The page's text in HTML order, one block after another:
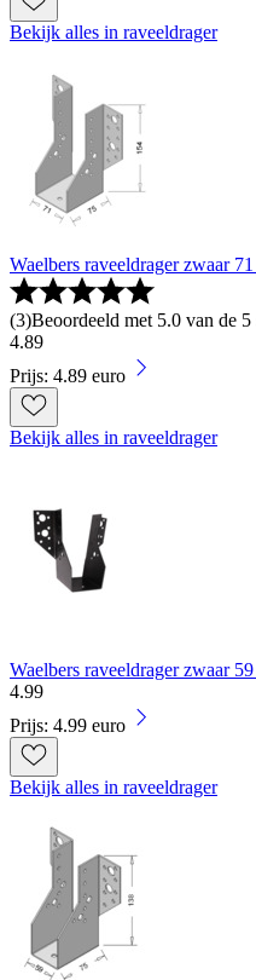
Bekijk alles in raveeldrager
Waelbers raveeldrager zwaar
(3)Beoordeeld met 5.0 van de
4.89
Prijs: 4.89 euro
Bekijk alles in raveeldrager
Waelbers raveeldrager zwaar
4.99
Prijs: 4.99 euro
Bekijk alles in raveeldrager